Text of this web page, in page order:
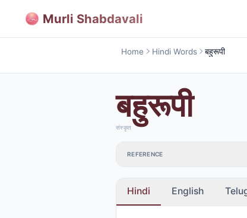
Murli Shabdavali
Home Hindi Words बहुरूपी
बहुरूपी
संस्कृत
REFERENCE
Hindi English